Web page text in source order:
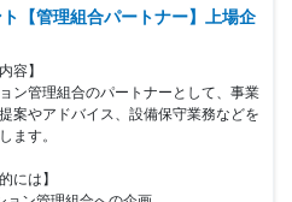
【管理組合パートナー】上場企
容】
ン管理組合のパートナーとして、事業
案やアドバイス、設備保守業務などを
ます。
には】